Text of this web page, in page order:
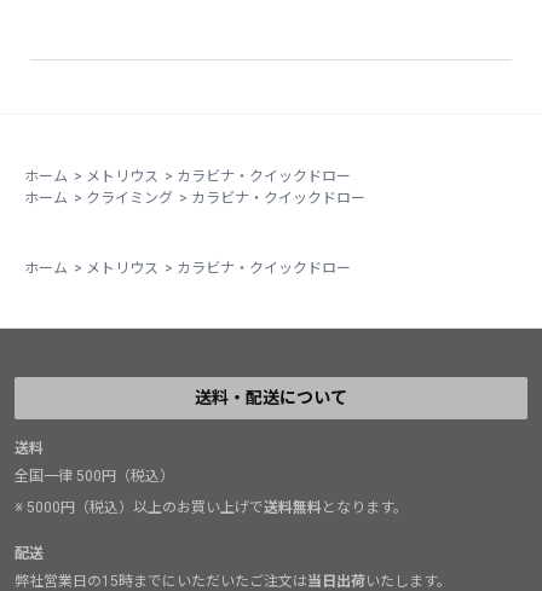
ホーム > メトリウス > カラビナ・クイックドロー
ホーム > クライミング > カラビナ・クイックドロー
ホーム > メトリウス > カラビナ・クイックドロー
送料・配送について
送料
全国一律 500円（税込）
※ 5000円（税込）以上のお買い上げで送料無料となります。
配送
弊社営業日の15時までにいただいたご注文は当日出荷いたします。